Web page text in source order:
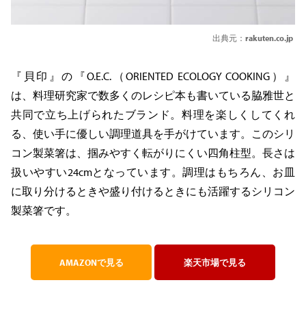
出典元： rakuten.co.jp
『貝印』の『O.E.C.（ORIENTED ECOLOGY COOKING）』
は、料理研究家で数多くのレシピ本も書いている脇雅世と
共同で立ち上げられたブランド。料理を楽しくしてくれ
る、使い手に優しい調理道具を手がけています。このシリ
コン製菜箸は、掴みやすく転がりにくい四角柱型。長さは
扱いやすい24cmとなっています。調理はもちろん、お皿
に取り分けるときや盛り付けるときにも活躍するシリコン
製菜箸です。
AMAZONで見る 楽天市場で見る